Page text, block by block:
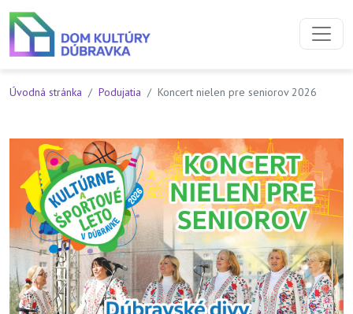
Preskočiť na obsah
Preskočiť na hlavné menu
Úvodná stránka Podujatia Koncert nielen pre seniorov 2026